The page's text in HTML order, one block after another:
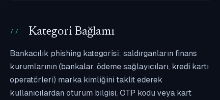
Kategori Bağlamı
Bankacılık phishing kategorisi; saldırganların finans
kurumlarının (bankalar, ödeme sağlayıcıları, kredi kartı
operatörleri) marka kimliğini taklit ederek
kullanıcılardan oturum bilgisi, OTP kodu veya kart